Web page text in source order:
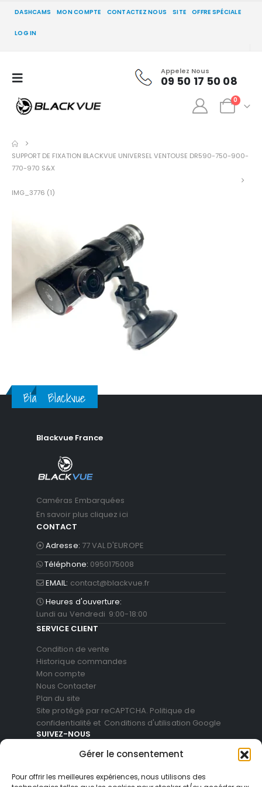
Gérer le consentement
Pour offrir les meilleures expériences, nous utilisons des
DASHCAMS MON COMPTE CONTACTEZ NOUS SITE OFFRE SPÉCIALE
LOG IN
Appelez Nous
09 50 17 50 08
0
SUPPORT DE FIXATION BLACKVUE UNIVERSEL VENTOUSE DR590-750-900-
770-970 S&X
IMG_3776 (1)
BlackvueBlackvue
Blackvue France
Caméras Embarquées
En savoir plus cliquez ici
CONTACT
Adresse: 77 VAL D'EUROPE
Téléphone: 0950175008
EMAIL: contact@blackvue.fr
Heures d'ouverture:
Lundi au Vendredi 9:00-18:00
SERVICE CLIENT
Condition de vente
Historique commandes
Mon compte
Nous Contacter
Plan du site
Site protégé par reCAPTCHA. Politique de
confidentialité et Conditions d'utilisation Google
SUIVEZ-NOUS